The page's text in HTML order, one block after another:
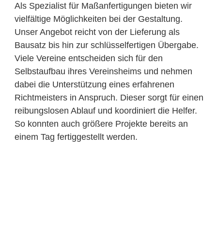
Als Spezialist für Maßanfertigungen bieten wir
vielfältige Möglichkeiten bei der Gestaltung.
Unser Angebot reicht von der Lieferung als
Bausatz bis hin zur schlüsselfertigen Übergabe.
Viele Vereine entscheiden sich für den
Selbstaufbau ihres Vereinsheims und nehmen
dabei die Unterstützung eines erfahrenen
Richtmeisters in Anspruch. Dieser sorgt für einen
reibungslosen Ablauf und koordiniert die Helfer.
So konnten auch größere Projekte bereits an
einem Tag fertiggestellt werden.